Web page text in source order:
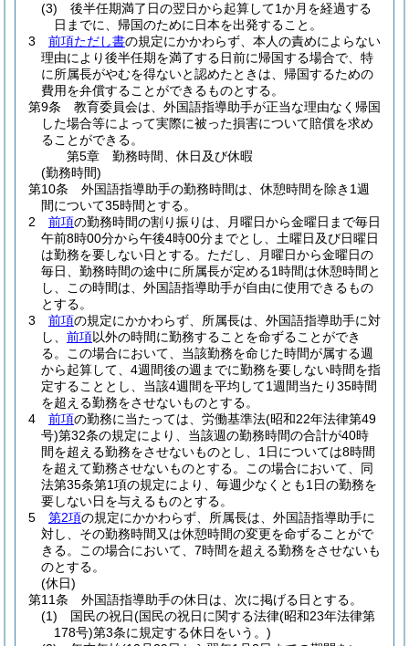
(3)
後半任期満了日の翌日から起算して1か月を経過する
日までに、帰国のために日本を出発すること。
3
前項ただし書の規定にかかわらず、本人の責めによらない
理由により後半任期を満了する日前に帰国する場合で、特
に所属長がやむを得ないと認めたときは、帰国するための
費用を弁償することができるものとする。
第9条
教育委員会は、外国語指導助手が正当な理由なく帰国
した場合等によって実際に被った損害について賠償を求め
ることができる。
第5章
勤務時間、休日及び休暇
(勤務時間)
第10条
外国語指導助手の勤務時間は、休憩時間を除き1週
間について35時間とする。
2
前項の勤務時間の割り振りは、月曜日から金曜日まで毎日
午前8時00分から午後4時00分までとし、土曜日及び日曜日
は勤務を要しない日とする。 ただし、月曜日から金曜日の
毎日、勤務時間の途中に所属長が定める1時間は休憩時間と
し、この時間は、外国語指導助手が自由に使用できるもの
とする。
3
前項の規定にかかわらず、所属長は、外国語指導助手に対
し、 前項以外の時間に勤務することを命ずることができ
る。
この場合において、当該勤務を命じた時間が属する週
から起算して、4週間後の週までに勤務を要しない時間を指
定することとし、当該4週間を平均して1週間当たり35時間
を超える勤務をさせないものとする。
4
前項の勤務に当たっては、労働基準法(昭和22年法律第49
号)第32条の規定により、当該週の勤務時間の合計が40時
間を超える勤務をさせないものとし、1日については8時間
を超えて勤務させないものとする。
この場合において、同
法第35条第1項の規定により、毎週少なくとも1日の勤務を
要しない日を与えるものとする。
5
第2項の規定にかかわらず、所属長は、外国語指導助手に
対し、その勤務時間又は休憩時間の変更を命ずることがで
きる。
この場合において、7時間を超える勤務をさせないも
のとする。
(休日)
第11条
外国語指導助手の休日は、次に掲げる日とする。
(1)
国民の祝日(国民の祝日に関する法律(昭和23年法律第
178号)第3条に規定する休日をいう。)